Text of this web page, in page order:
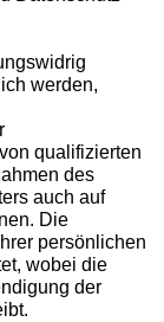
werden,
qualifizierten
des
auch auf
Die
persönlichen
wobei die
der